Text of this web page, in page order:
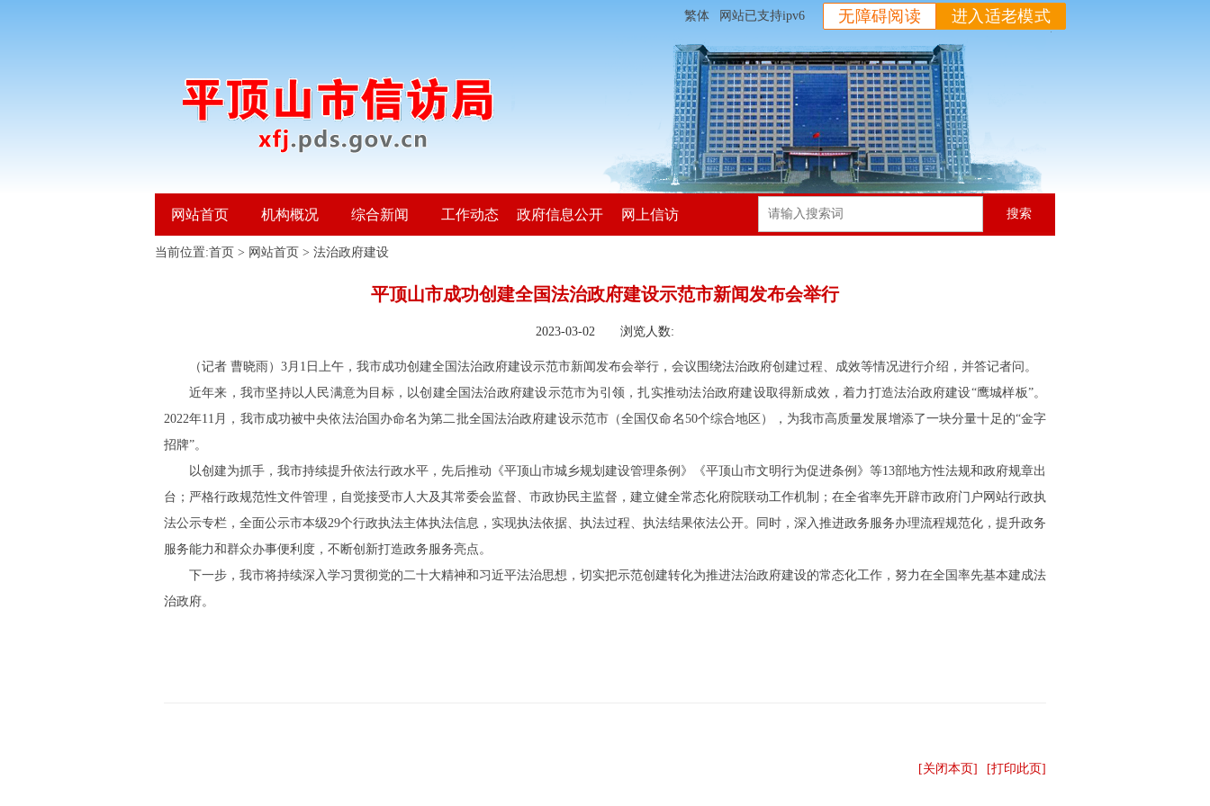
进入适老模式
无障碍阅读
网站已支持ipv6
繁体
网站首页 机构概况 综合新闻 工作动态 政府信息公开 网上信访 搜索
当前位置:首页 > 网站首页 > 法治政府建设
平顶山市成功创建全国法治政府建设示范市新闻发布会举行
2023-03-02 浏览人数:
（记者 曹晓雨）3月1日上午，我市成功创建全国法治政府建设示范市新闻发布会举行，会议围绕法治政府创建过程、成效等情况进行介绍，并答记者问。
近年来，我市坚持以人民满意为目标，以创建全国法治政府建设示范市为引领，扎实推动法治政府建设取得新成效，着力打造法治政府建设“鹰城样板”。
2022年11月，我市成功被中央依法治国办命名为第二批全国法治政府建设示范市（全国仅命名50个综合地区），为我市高质量发展增添了一块分量十足的“金字
招牌”。
以创建为抓手，我市持续提升依法行政水平，先后推动《平顶山市城乡规划建设管理条例》《平顶山市文明行为促进条例》等13部地方性法规和政府规章出
台；严格行政规范性文件管理，自觉接受市人大及其常委会监督、市政协民主监督，建立健全常态化府院联动工作机制；在全省率先开辟市政府门户网站行政执
法公示专栏，全面公示市本级29个行政执法主体执法信息，实现执法依据、执法过程、执法结果依法公开。同时，深入推进政务服务办理流程规范化，提升政务
服务能力和群众办事便利度，不断创新打造政务服务亮点。
下一步，我市将持续深入学习贯彻党的二十大精神和习近平法治思想，切实把示范创建转化为推进法治政府建设的常态化工作，努力在全国率先基本建成法
治政府。
[打印此页]
[关闭本页]